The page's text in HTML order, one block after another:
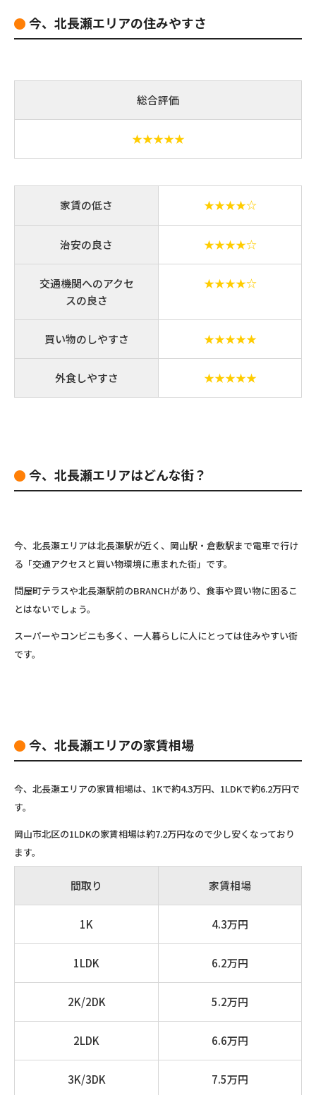
今、北長瀬エリアの住みやすさ
総合評価
★★★★★
家賃の低さ ★★★★☆
治安の良さ ★★★★☆
交通機関へのアクセ
スの良さ
★★★★☆
買い物のしやすさ ★★★★★
外食しやすさ ★★★★★
今、北長瀬エリアはどんな街？
今、北長瀬エリアは北長瀬駅が近く、岡山駅・倉敷駅まで電車で行け
る「交通アクセスと買い物環境に恵まれた街」です。
問屋町テラスや北長瀬駅前のBRANCHがあり、食事や買い物に困るこ
とはないでしょう。
スーパーやコンビニも多く、一人暮らしに人にとっては住みやすい街
です。
今、北長瀬エリアの家賃相場
今、北長瀬エリアの家賃相場は、1Kで約4.3万円、1LDKで約6.2万円で
す。
岡山市北区の1LDKの家賃相場は約7.2万円なので少し安くなっており
ます。
間取り 家賃相場
1K 4.3万円
1LDK 6.2万円
2K/2DK 5.2万円
2LDK 6.6万円
3K/3DK 7.5万円